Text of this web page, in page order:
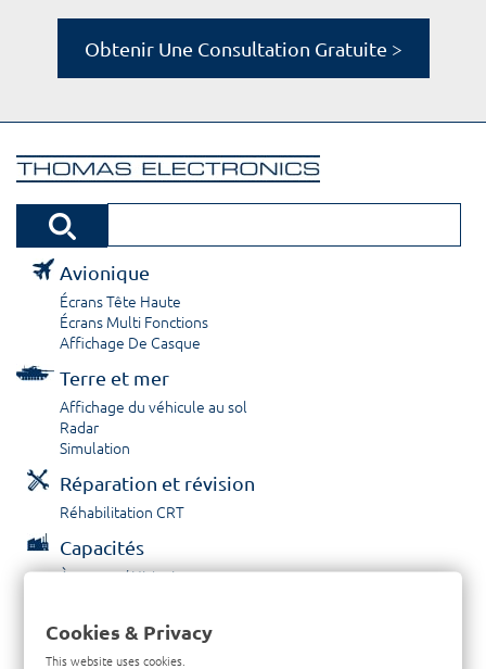
Obtenir Une Consultation Gratuite >
Avionique
Écrans Tête Haute
Écrans Multi Fonctions
Affichage De Casque
Terre et mer
Affichage du véhicule au sol
Radar
Simulation
Réparation et révision
Réhabilitation CRT
Capacités
À propos / Historique
Contactez nous
Cookies & Privacy
This website uses cookies.